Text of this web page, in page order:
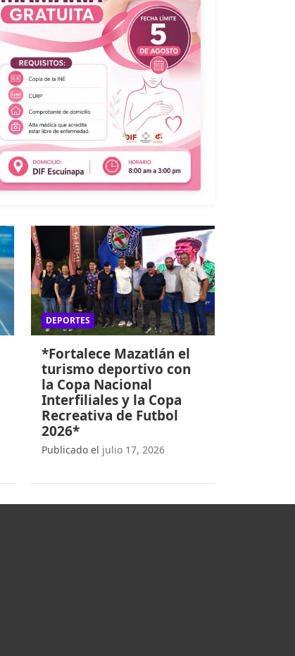
DEPORTES
*Fortalece Mazatlán el
turismo deportivo con
la Copa Nacional
Interfiliales y la Copa
Recreativa de Futbol
2026*
Publicado el julio 17, 2026